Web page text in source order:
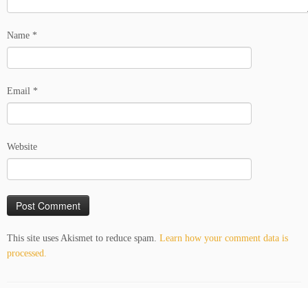
Name *
Email *
Website
This site uses Akismet to reduce spam. Learn how your comment data is
processed.